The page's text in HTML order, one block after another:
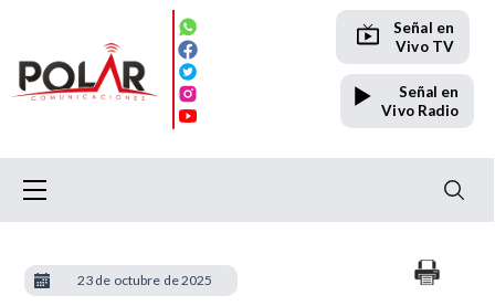
Señal en
Vivo TV
Señal en
Vivo Radio
23 de octubre de 2025